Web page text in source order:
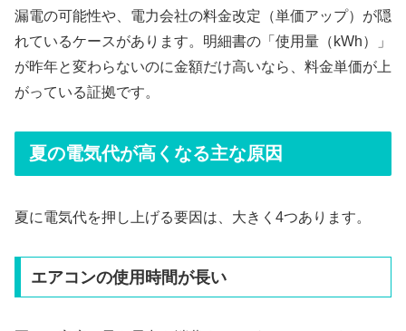
漏電の可能性や、電力会社の料金改定（単価アップ）が隠
れているケースがあります。明細書の「使用量（kWh）」
が昨年と変わらないのに金額だけ高いなら、料金単価が上
がっている証拠です。
夏の電気代が高くなる主な原因
夏に電気代を押し上げる要因は、大きく4つあります。
エアコンの使用時間が長い